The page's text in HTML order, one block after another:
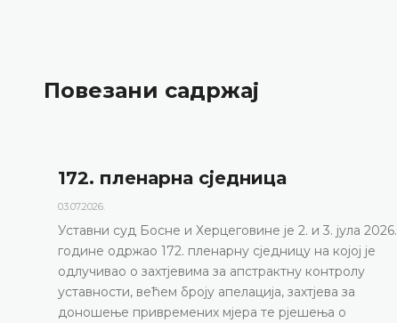
Повезани садржај
172. пленарна сједницa
03.07.2026.
Уставни суд Босне и Херцеговине је 2. и 3. јула 2026.
године одржао 172. пленарну сједницу на којој је
одлучивао о захтјевима за апстрактну контролу
уставности, већем броју апелација, захтјева за
доношење привремених мјера те рјешења о